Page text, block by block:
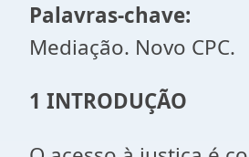
Palavras-chave:
Mediação. Novo CPC.
1 INTRODUÇÃO